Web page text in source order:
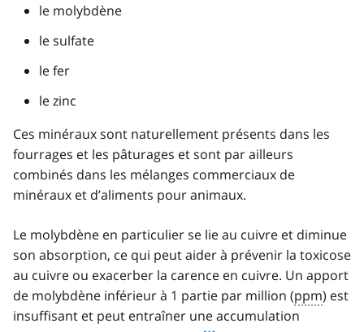
le molybdène
le sulfate
le fer
le zinc
Ces minéraux sont naturellement présents dans les
fourrages et les pâturages et sont par ailleurs
combinés dans les mélanges commerciaux de
minéraux et d’aliments pour animaux.
Le molybdène en particulier se lie au cuivre et diminue
son absorption, ce qui peut aider à prévenir la toxicose
au cuivre ou exacerber la carence en cuivre. Un apport
de molybdène inférieur à 1 partie par million (ppm) est
insuffisant et peut entraîner une accumulation